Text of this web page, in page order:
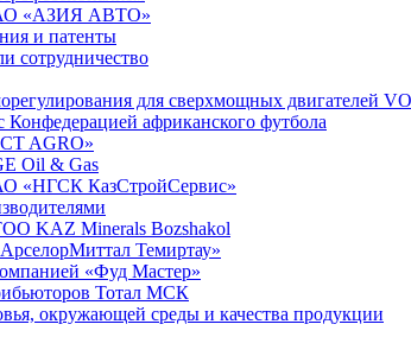
АО «АЗИЯ АВТО»
и патенты
сотрудничество
для сверхмощных двигателей
Конфедерацией африканского футбола
AGRO»
Oil & Gas
«НГСК КазСтройСервис»
KAZ Minerals Bozshakol
Темиртау»
«Фуд Мастер»
Тотал МСК
окружающей среды и качества продукции